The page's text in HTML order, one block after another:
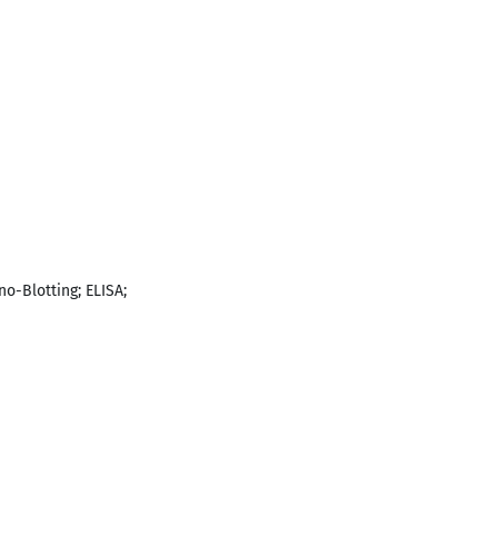
Blotting; ELISA;